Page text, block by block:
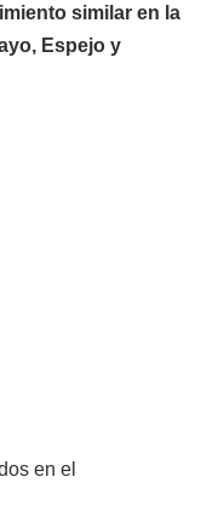
similar en la
Espejo y
en el